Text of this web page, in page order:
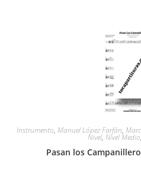
Instrumento, Manuel López Farfán,
Nivel, Nivel Medio,
Pasan los